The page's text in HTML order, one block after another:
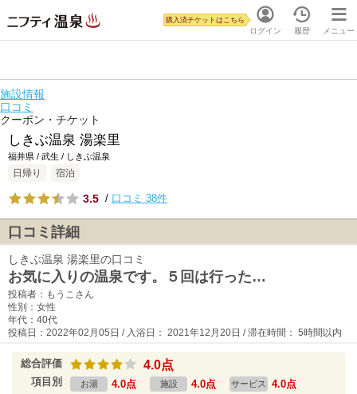
ログイン
購入済チケットはこちら
履歴 メニュー
施設情報
口コミ
クーポン・チケット
しきぶ温泉 湯楽里
福井県 / 武生 / しきぶ温泉
日帰り 宿泊
3.5 / 口コミ 38件
口コミ詳細
しきぶ温泉 湯楽里の口コミ
お気に入りの温泉です。５回は行った…
投稿者：もうこさん
性別：女性
年代：40代
投稿日：2022年02月05日 / 入浴日： 2021年12月20日 / 滞在時間： 5時間以内
総合評価 4.0点
項目別 お湯 4.0点 施設 4.0点 サービス 4.0点